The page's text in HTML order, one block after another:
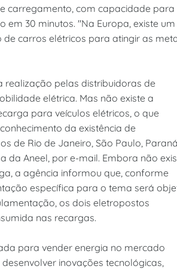
carregamento, com capacidade para
30 minutos. "Na Europa, existe um
carros elétricos para atingir as
realização pelas distribuidoras de
elétrica. Mas não existe a
para veículos elétricos, o que
da existência de
de Rio de Janeiro, São Paulo, Paraná,
da Aneel, por e-mail. Embora não
a agência informou que, conforme
específica para o tema será
os dois eletropostos
nas recargas.
para vender energia no mercado
inovações tecnológicas,